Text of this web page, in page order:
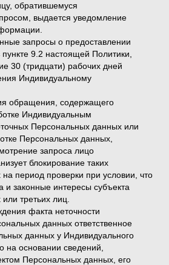
обратившемуся
выдается уведомление
запросы о предоставлении
9.2 настоящей Политики,
30 (тридцати) рабочих дней
Индивидуальному
обращения, содержащего
Индивидуальным
Персональных данных или
Персональных данных,
запроса лицо
блокирование таких
период проверки при условии, что
и законные интересы субъекта
третьих лиц.
факта неточности
данных ответственное
данных у Индивидуального
на основании сведений,
Персональных данных, его